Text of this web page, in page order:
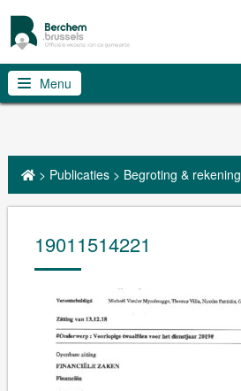
Menu
> Publicaties> Begroting & rekening
19011514221